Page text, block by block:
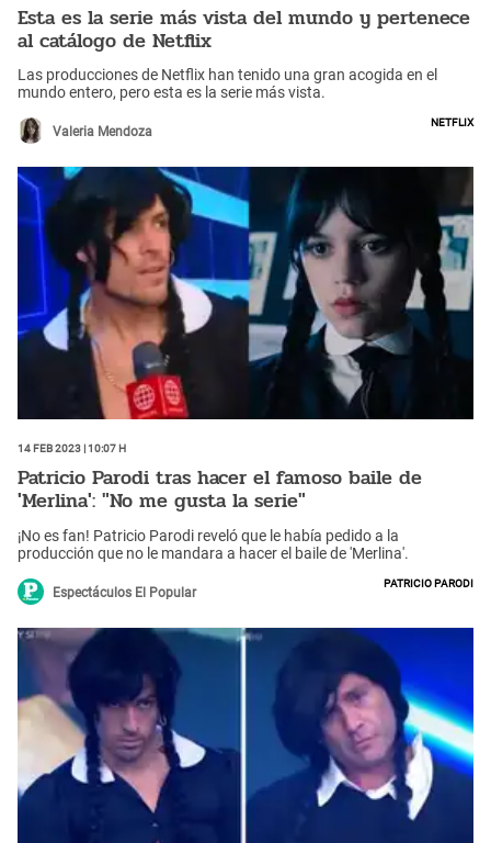
Esta es la serie más vista del mundo y pertenece
al catálogo de Netflix
Las producciones de Netflix han tenido una gran acogida en el
mundo entero, pero esta es la serie más vista.
Valeria Mendoza
Netflix
14 Feb 2023 | 10:07 h
Patricio Parodi tras hacer el famoso baile de
'Merlina': "No me gusta la serie"
¡No es fan! Patricio Parodi reveló que le había pedido a la
producción que no le mandara a hacer el baile de 'Merlina'.
Espectáculos El Popular
Patricio Parodi